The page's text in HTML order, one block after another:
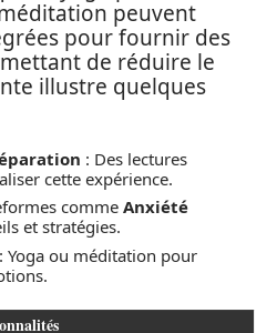
peuvent
pour fournir des
de réduire le
illustre quelques
: Des lectures
cette expérience.
comme Anxiété
et stratégies.
: Yoga ou méditation pour